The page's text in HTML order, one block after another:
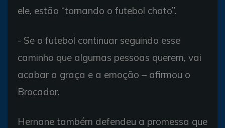
ele, estão “tornando o futebol chato”.
- Se o futebol continuar seguindo esse
caminho que algumas pessoas querem, vai
acabar a graça e a emoção – afirmou o
Brocador.
Hernane também defendeu a promessa que